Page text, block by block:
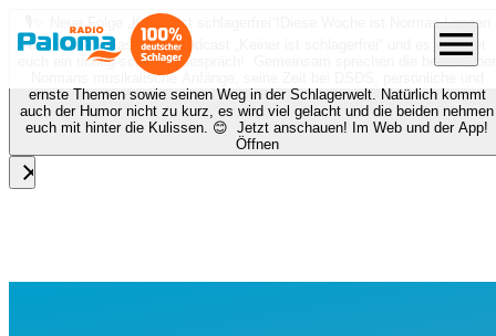
🎙️✨ Neue Folge „Keiner ist schlagerfrei“!
Diese Woche ist Norman Langen
bei Nora zu Gast beim Podcast „Keiner ist schlagerfrei“ und es erwartet
euch ein richtig schönes Gespräch! Gemeinsam sprechen die beiden über
Normans musikalische Anfänge, seine Zeit bei DSDS, persönliche und
ernste Themen sowie seinen Weg in der Schlagerwelt. Natürlich kommt
auch der Humor nicht zu kurz, es wird viel gelacht und die beiden nehmen
euch mit hinter die Kulissen. 😊 Jetzt anschauen! Im Web und der App!
Öffnen
close
menu